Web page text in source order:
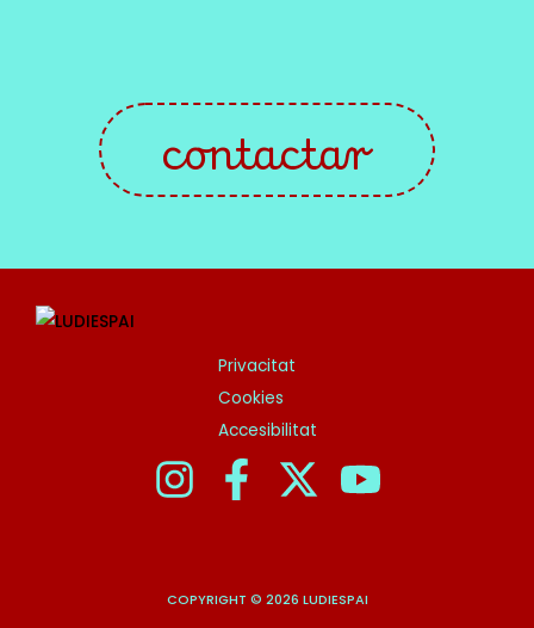
contactar
Privacitat
Cookies
Accesibilitat
COPYRIGHT © 2026 LUDIESPAI